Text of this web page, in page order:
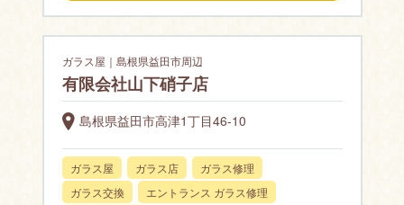
ガラス屋｜島根県益田市周辺
有限会社山下硝子店
島根県益田市高津1丁目46-10
ガラス屋 ガラス店
ガラス修理
ガラス交換
エントランス ガラス修理